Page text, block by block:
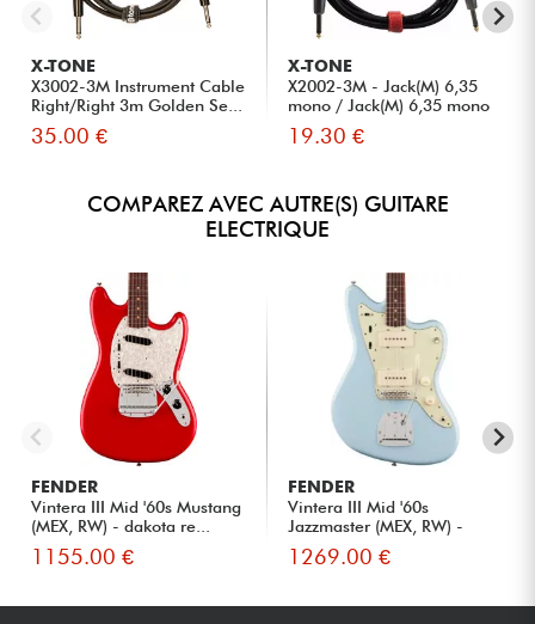
X-TONE
X3002-3M Instrument Cable
Right/Right 3m Golden Se...
35.00 €
X-TONE
X2002-3M - Jack(M) 6,35
mono / Jack(M) 6,35 mono
S...
19.30 €
COMPAREZ AVEC AUTRE(S) GUITARE
ELECTRIQUE
FENDER
Vintera III Mid '60s Mustang
(MEX, RW) - dakota re...
1155.00 €
FENDER
Vintera III Mid '60s
Jazzmaster (MEX, RW) -
sonic ...
1269.00 €